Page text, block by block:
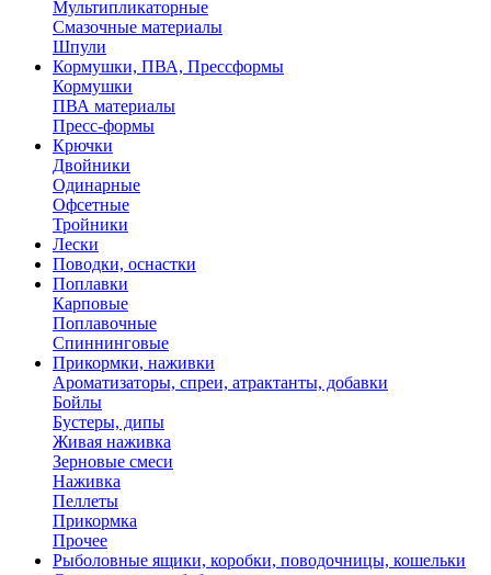
Мультипликаторные
Смазочные материалы
Шпули
Кормушки, ПВА, Прессформы
Кормушки
ПВА материалы
Пресс-формы
Крючки
Двойники
Одинарные
Офсетные
Тройники
Лески
Поводки, оснастки
Поплавки
Карповые
Поплавочные
Спиннинговые
Прикормки, наживки
Ароматизаторы, спреи, атрактанты, добавки
Бойлы
Бустеры, дипы
Живая наживка
Зерновые смеси
Наживка
Пеллеты
Прикормка
Прочее
Рыболовные ящики, коробки, поводочницы, кошельки